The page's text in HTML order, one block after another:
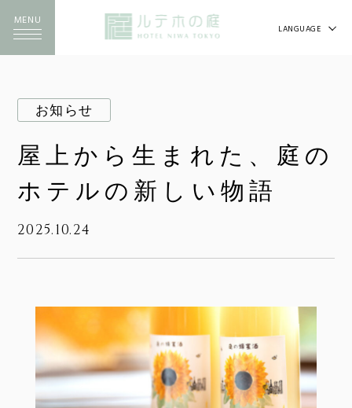
LANGUAGE
MENU
お知らせ
屋上から生まれた、庭の
ホテルの新しい物語
2025.10.24